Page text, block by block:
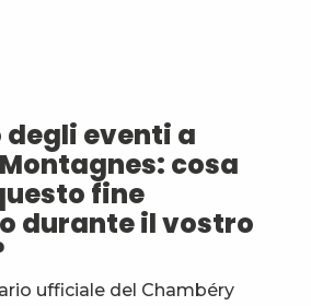
de sculpture et rencontre
Images, graphisme d'intérêt
Martine Sainte Mareville
Nature en Bauges
Capella e il Castello dei Duchi
estival des piscines
la matière s'éveille
eventi a
cosa
fine
durante il vostro
ufficiale del Chambéry